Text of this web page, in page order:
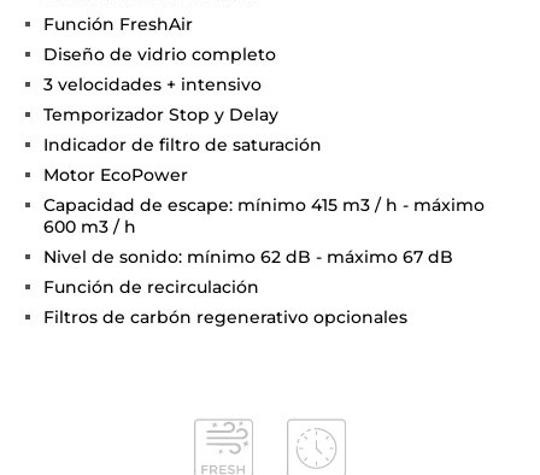
Función FreshAir
Diseño de vidrio completo
3 velocidades + intensivo
Temporizador Stop y Delay
Indicador de filtro de saturación
Motor EcoPower
Capacidad de escape: mínimo 415 m3 / h - máximo
600 m3 / h
Nivel de sonido: mínimo 62 dB - máximo 67 dB
Función de recirculación
Filtros de carbón regenerativo opcionales